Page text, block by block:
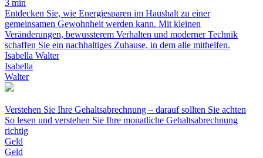
3 min
Entdecken Sie, wie Energiesparen im Haushalt zu einer
gemeinsamen Gewohnheit werden kann. Mit kleinen
Veränderungen, bewussterem Verhalten und moderner Technik
schaffen Sie ein nachhaltiges Zuhause, in dem alle mithelfen.
Isabella Walter
Isabella
Walter
Verstehen Sie Ihre Gehaltsabrechnung – darauf sollten Sie achten
So lesen und verstehen Sie Ihre monatliche Gehaltsabrechnung
richtig
Geld
Geld